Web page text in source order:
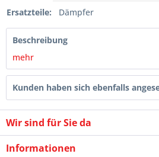
Ersatzteile:
Dämpfer
Beschreibung
mehr
Kunden haben sich ebenfalls
Wir sind für Sie da
Informationen